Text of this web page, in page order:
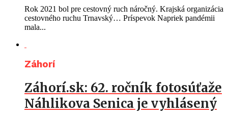
Rok 2021 bol pre cestovný ruch náročný. Krajská organizácia
cestovného ruchu Trnavský… Príspevok Napriek pandémii
mala...
Záhorí
Záhorí.sk: 62. ročník fotosúťaže
Náhlikova Senica je vyhlásený